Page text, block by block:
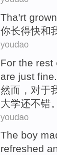
Tha'rt grown
你长得快和
youdao
For the rest
are just fine
然而 ， 对于
大学还不错。
youdao
The boy
refreshed